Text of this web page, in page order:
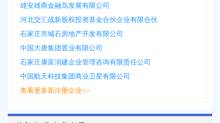
雄安雄商金融岛发展有限公司
河北交汇战新股权投资基金合伙企业有限合伙
石家庄市城石房地产开发有限公司
中国大唐集团置业有限公司
石家庄康富润建企业管理咨询有限责任公司
中国航天科技集团商业卫星有限公司
查看更多新注册企业>>